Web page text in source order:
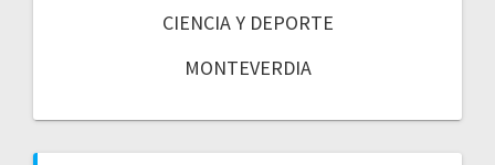
CIENCIA Y DEPORTE
MONTEVERDIA